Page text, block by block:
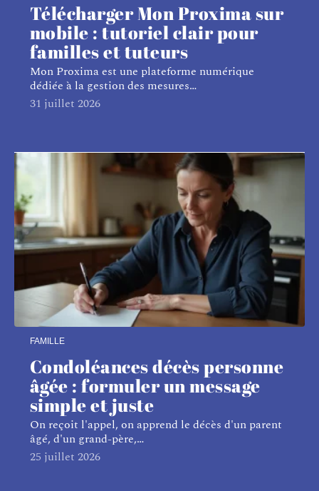
Télécharger Mon Proxima sur
mobile : tutoriel clair pour
familles et tuteurs
Mon Proxima est une plateforme numérique
dédiée à la gestion des mesures…
31 juillet 2026
FAMILLE
Condoléances décès personne
âgée : formuler un message
simple et juste
On reçoit l'appel, on apprend le décès d'un parent
âgé, d'un grand-père,…
25 juillet 2026